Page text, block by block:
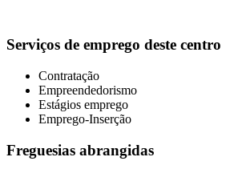
Serviços de emprego deste centro
Contratação
Empreendedorismo
Estágios emprego
Emprego-Inserção
Freguesias abrangidas